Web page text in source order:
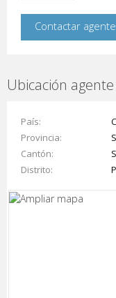
Ubicación agente
País
Provincia
Cantón
Distrito